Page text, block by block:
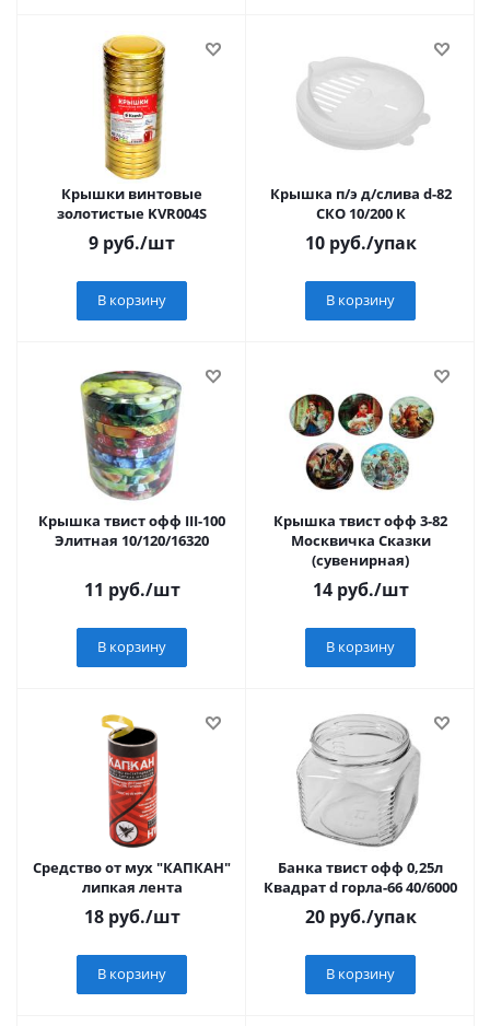
Крышки винтовые
золотистые KVR004S
9 руб./шт
В корзину
Крышка п/э д/слива d-82
СКО 10/200 К
10руб./упак
В корзину
Крышка твист офф III-100
Элитная 10/120/16320
11 руб./шт
В корзину
Крышка твист офф 3-82
Москвичка Сказки
(сувенирная)
14руб./шт
В корзину
Средство от мух "КАПКАН"
липкая лента
18руб./шт
В корзину
Банка твист офф 0,25л
Квадрат d горла-66 40/6000
20руб./упак
В корзину